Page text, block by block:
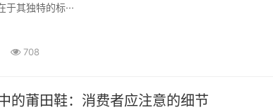
其独特的标···
708
的莆田鞋：消费者应注意的细节